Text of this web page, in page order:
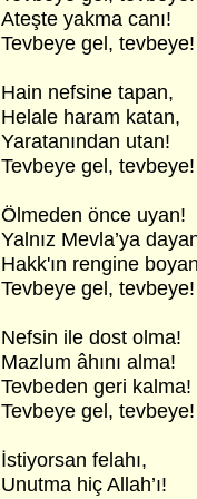
Ateşte yakma canı!
Tevbeye gel, tevbeye!
Hain nefsine tapan,
Helale haram katan,
Yaratanından utan!
Tevbeye gel, tevbeye!
Ölmeden önce uyan!
Yalnız Mevla’ya
Hakk'ın rengine
Tevbeye gel, tevbeye!
Nefsin ile dost olma!
Mazlum âhını alma!
Tevbeden geri kalma!
Tevbeye gel, tevbeye!
İstiyorsan felahı,
Unutma hiç Allah’ı!